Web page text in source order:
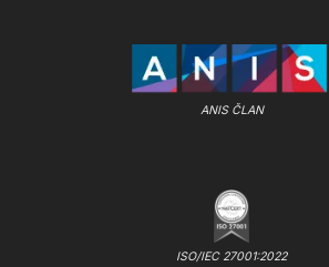
ANIS ČLAN
ISO/IEC 27001:2022